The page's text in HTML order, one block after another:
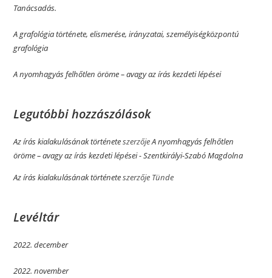
Tanácsadás.
A grafológia története, elismerése, irányzatai, személyiségközpontú
grafológia
A nyomhagyás felhőtlen öröme­­ – avagy az írás kezdeti lépései
Legutóbbi hozzászólások
Az írás kialakulásának történeteszerzőjeA nyomhagyás felhőtlen
öröme­­ – avagy az írás kezdeti lépései - Szentkirályi-Szabó Magdolna
Az írás kialakulásának történeteszerzője Tünde
Levéltár
2022. december
2022. november